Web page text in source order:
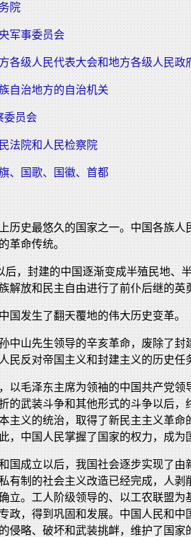
院
军事委员会
各级人民代表大会和地方各级人民政
自治地方的自治机关
委员会
法院和人民检察院
、国歌、国徽、首都
历史最悠久的国家之一。中国各族人
革命传统。
后，封建的中国逐渐变成半殖民地、
解放和民主自由进行了前仆后继的英
国发生了翻天覆地的伟大历史变革。
中山先生领导的辛亥革命，废除了封
民反对帝国主义和封建主义的历史
以毛泽东主席为领袖的中国共产党领
的武装斗争和其他形式的斗争以后，
主义的统治，取得了新民主主义革命
，中国人民掌握了国家的权力，成为
国成立以后，我国社会逐步实现了由
有制的社会主义改造已经完成，人剥
立。工人阶级领导的、以工农联盟为
政，得到巩固和发展。中国人民和中
侵略、破坏和武装挑衅，维护了国家